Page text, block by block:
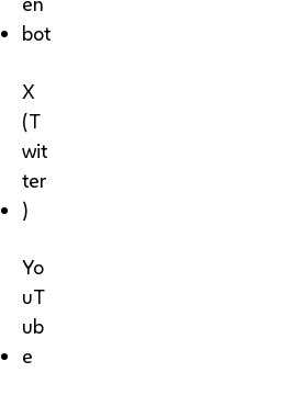
bot
X
(T
wit
ter
)
Yo
uT
ub
e